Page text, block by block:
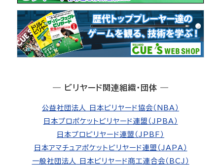
― ビリヤード関連組織・団体 ―
公益社団法人 日本ビリヤード協会（NBA）
日本プロポケットビリヤード連盟（JPBA）
日本プロビリヤード連盟（JPBF）
日本アマチュアポケットビリヤード連盟（JAPA）
一般社団法人 日本ビリヤード商工連合会（BCJ）